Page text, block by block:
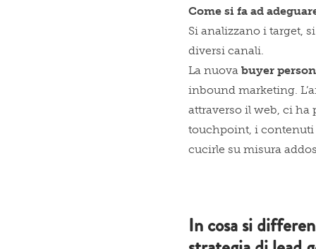
Come si fa ad
Si analizzano i target,
diversi canali.
La nuovabuyer
inbound marketing.
attraverso il web, ci ha
touchpoint, i
cucirle su misura
In cosa si